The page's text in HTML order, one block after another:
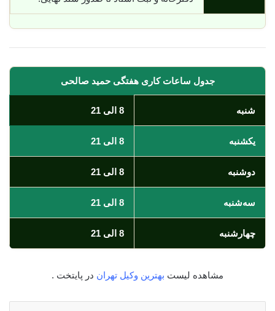
جدول ساعات کاری هفتگی حمید صالحی
شنبه 8 الی 21
یکشنبه 8 الی 21
دوشنبه 8 الی 21
سه‌شنبه 8 الی 21
چهارشنبه 8 الی 21
مشاهده لیست بهترین وکیل تهران در پایتخت .